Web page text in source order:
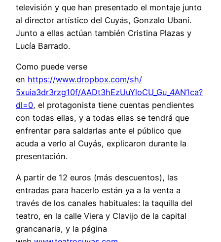
televisión y que han presentado el montaje junto
al director artístico del Cuyás, Gonzalo Ubani.
Junto a ellas actúan también Cristina Plazas y
Lucía Barrado.
Como puede verse
en https://www.dropbox.com/sh/
5xuia3dr3rzg10f/AADt3hEzUuYloCU_Gu_4AN1ca?
dl=0, el protagonista tiene cuentas pendientes
con todas ellas, y a todas ellas se tendrá que
enfrentar para saldarlas ante el público que
acuda a verlo al Cuyás, explicaron durante la
presentación.
A partir de 12 euros (más descuentos), las
entradas para hacerlo están ya a la venta a
través de los canales habituales: la taquilla del
teatro, en la calle Viera y Clavijo de la capital
grancanaria, y la página